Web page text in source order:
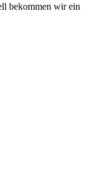
bekommen wir ein